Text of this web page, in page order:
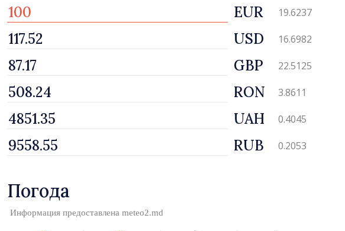
EUR 19.6237
USD 16.6982
GBP 22.5125
RON 3.8611
UAH 0.4045
RUB 0.2053
Погода
Информация предоставлена meteo2.md